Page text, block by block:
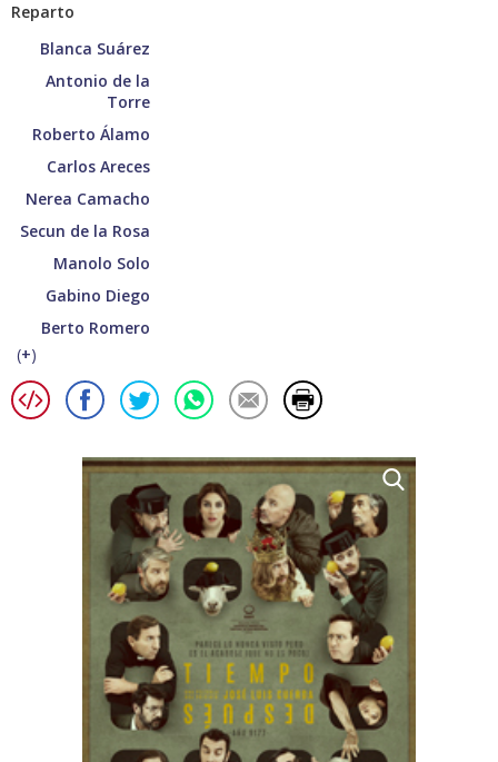
Reparto
Blanca Suárez
Antonio de la
Torre
Roberto Álamo
Carlos Areces
Nerea Camacho
Secun de la Rosa
Manolo Solo
Gabino Diego
Berto Romero
(+)